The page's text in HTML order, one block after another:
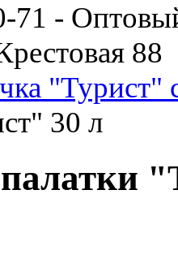
71 -
88
"Турист"
30 л